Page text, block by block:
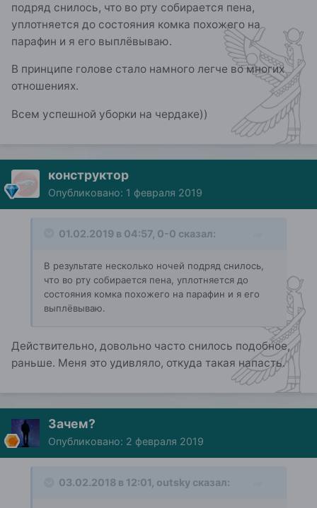
подряд снилось, что во рту собирается пена,
уплотняется до состояния комка похожего на
парафин и я его выплёвываю.
В принципе голове стало намного легче во многих
отношениях.
Всем успешной уборки на чердаке))
конструктор
Опубликовано: 1 февраля 2019
01.02.2019 в 04:57, 0-0 сказал:
В результате несколько ночей подряд снилось,
что во рту собирается пена, уплотняется до
состояния комка похожего на парафин и я его
выплёвываю.
Действительно, довольно часто снилось подобное,
раньше. Меня это удивляло, откуда такая напасть.
Зачем?
Опубликовано: 2 февраля 2019
03.02.2018 в 12:01, outsky сказал: